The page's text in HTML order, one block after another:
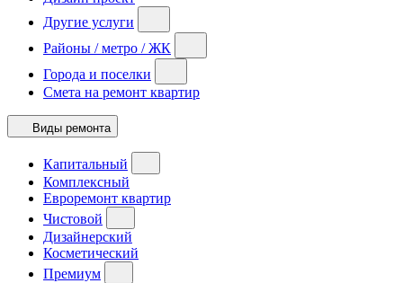
Другие услуги
Районы / метро / ЖК
Города и поселки
Смета на ремонт квартир
Виды ремонта
Капитальный
Комплексный
Евроремонт квартир
Чистовой
Дизайнерский
Косметический
Премиум